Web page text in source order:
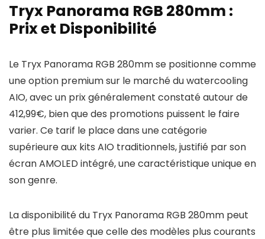
Tryx Panorama RGB 280mm :
Prix et Disponibilité
Le Tryx Panorama RGB 280mm se positionne comme
une option premium sur le marché du watercooling
AIO, avec un prix généralement constaté autour de
412,99€, bien que des promotions puissent le faire
varier. Ce tarif le place dans une catégorie
supérieure aux kits AIO traditionnels, justifié par son
écran AMOLED intégré, une caractéristique unique en
son genre.
La disponibilité du Tryx Panorama RGB 280mm peut
être plus limitée que celle des modèles plus courants